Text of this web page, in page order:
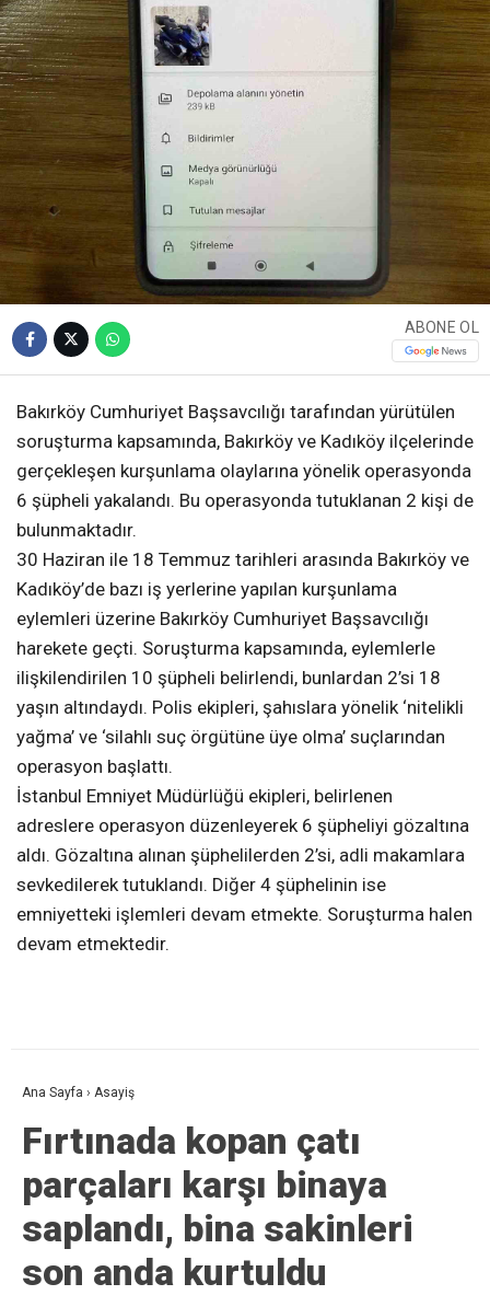
ABONE OL
Bakırköy Cumhuriyet Başsavcılığı tarafından yürütülen
soruşturma kapsamında, Bakırköy ve Kadıköy ilçelerinde
gerçekleşen kurşunlama olaylarına yönelik operasyonda
6 şüpheli yakalandı. Bu operasyonda tutuklanan 2 kişi de
bulunmaktadır.
30 Haziran ile 18 Temmuz tarihleri arasında Bakırköy ve
Kadıköy’de bazı iş yerlerine yapılan kurşunlama
eylemleri üzerine Bakırköy Cumhuriyet Başsavcılığı
harekete geçti. Soruşturma kapsamında, eylemlerle
ilişkilendirilen 10 şüpheli belirlendi, bunlardan 2’si 18
yaşın altındaydı. Polis ekipleri, şahıslara yönelik ‘nitelikli
yağma’ ve ‘silahlı suç örgütüne üye olma’ suçlarından
operasyon başlattı.
İstanbul Emniyet Müdürlüğü ekipleri, belirlenen
adreslere operasyon düzenleyerek 6 şüpheliyi gözaltına
aldı. Gözaltına alınan şüphelilerden 2’si, adli makamlara
sevkedilerek tutuklandı. Diğer 4 şüphelinin ise
emniyetteki işlemleri devam etmekte. Soruşturma halen
devam etmektedir.
Ana Sayfa › Asayiş
Fırtınada kopan çatı
parçaları karşı binaya
saplandı, bina sakinleri
son anda kurtuldu